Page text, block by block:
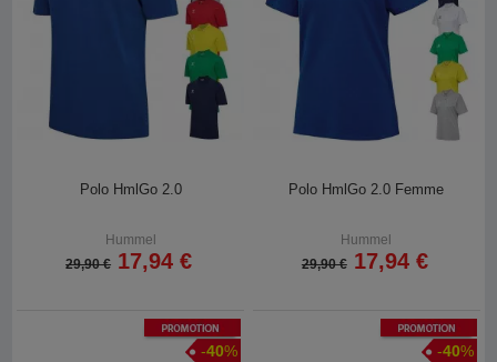
Polo HmlGo 2.0
Hummel
29,90 € 17,94 €
Polo HmlGo 2.0 Femme
Hummel
29,90 € 17,94 €
Promotion
-40%
Promotion
-40%